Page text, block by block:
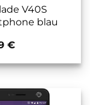
V40S
blau
€